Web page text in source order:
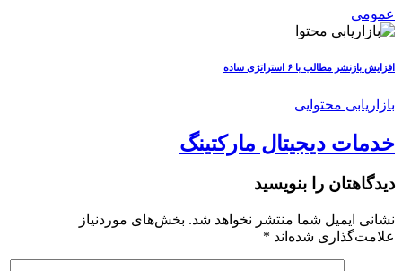
عمومی
افزایش بازنشر مطالب با ۶ استراتژی ساده
بازاریابی محتوایی
خدمات دیجیتال مارکتینگ
دیدگاهتان را بنویسید
نشانی ایمیل شما منتشر نخواهد شد. بخش‌های موردنیاز
علامت‌گذاری شده‌اند *